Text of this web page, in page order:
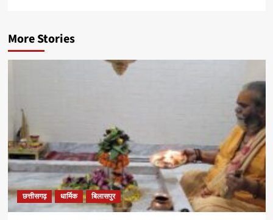
More Stories
छत्तीसगढ़ धार्मिक बिलासपुर